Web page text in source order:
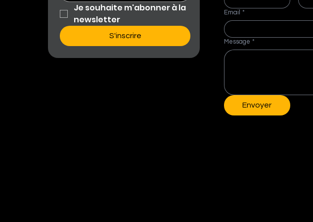
Je souhaite m'abonner à la
newsletter
S'inscrire
Email *
Message *
Envoyer